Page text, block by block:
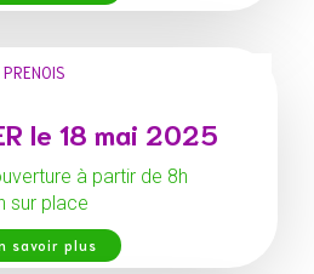
le 18 mai 2025
à partir de 8h
sur place
savoir plus